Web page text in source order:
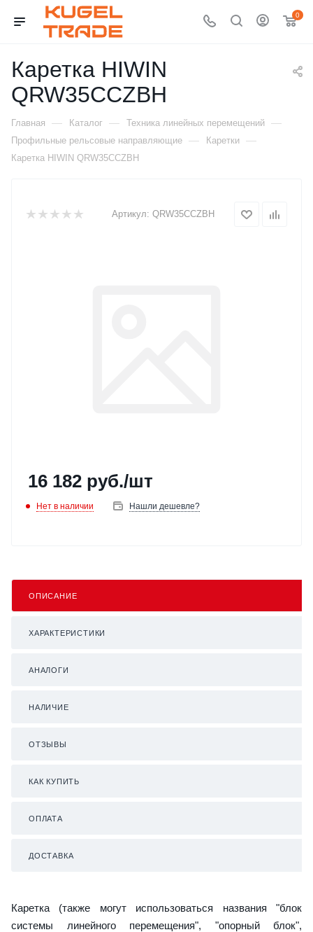
0
Каретка HIWIN
QRW35CCZBH
Главная — Каталог — Техника линейных перемещений —
Профильные рельсовые направляющие — Каретки —
Каретка HIWIN QRW35CCZBH
Артикул: QRW35CCZBH
16 182 руб./шт
Нет в наличии Нашли дешевле?
ОПИСАНИЕ
ХАРАКТЕРИСТИКИ
АНАЛОГИ
НАЛИЧИЕ
ОТЗЫВЫ
КАК КУПИТЬ
ОПЛАТА
ДОСТАВКА
Каретка (также могут использоваться названия "блок
системы линейного перемещения", "опорный блок",